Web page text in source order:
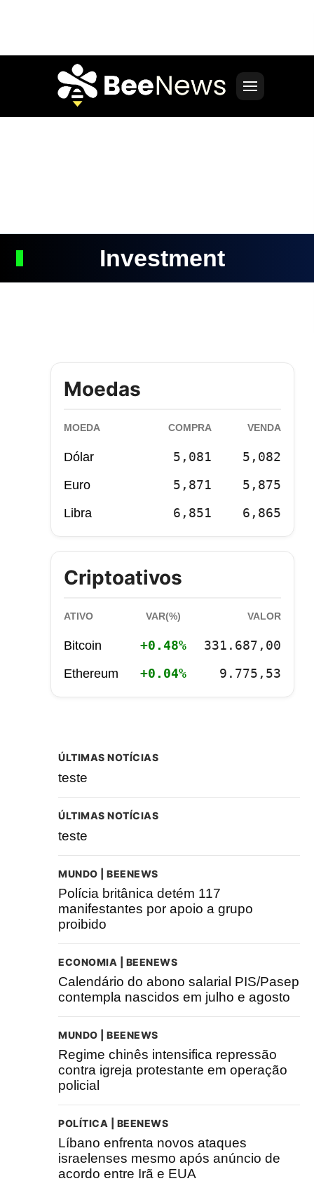
Investment
Moedas
MOEDA COMPRA VENDA
Dólar 5,081 5,082
Euro 5,871 5,875
Libra 6,851 6,865
Criptoativos
ATIVO VAR(%) VALOR
Bitcoin +0.48% 331.687,00
Ethereum +0.04% 9.775,53
ÚLTIMAS NOTÍCIAS
teste
ÚLTIMAS NOTÍCIAS
teste
MUNDO | BEENEWS
Polícia britânica detém 117
manifestantes por apoio a grupo
proibido
ECONOMIA | BEENEWS
Calendário do abono salarial PIS/Pasep
contempla nascidos em julho e agosto
MUNDO | BEENEWS
Regime chinês intensifica repressão
contra igreja protestante em operação
policial
POLÍTICA | BEENEWS
Líbano enfrenta novos ataques
israelenses mesmo após anúncio de
acordo entre Irã e EUA